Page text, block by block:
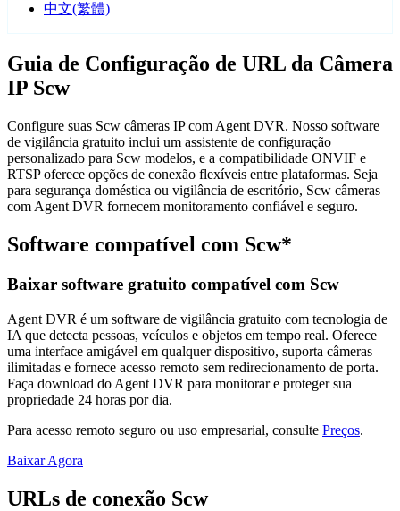
中文(繁體)
Guia de Configuração de URL da Câmera
IP Scw
Configure suas Scw câmeras IP com Agent DVR. Nosso software
de vigilância gratuito inclui um assistente de configuração
personalizado para Scw modelos, e a compatibilidade ONVIF e
RTSP oferece opções de conexão flexíveis entre plataformas. Seja
para segurança doméstica ou vigilância de escritório, Scw câmeras
com Agent DVR fornecem monitoramento confiável e seguro.
Software compatível com Scw*
Baixar software gratuito compatível com Scw
Agent DVR é um software de vigilância gratuito com tecnologia de
IA que detecta pessoas, veículos e objetos em tempo real. Oferece
uma interface amigável em qualquer dispositivo, suporta câmeras
ilimitadas e fornece acesso remoto sem redirecionamento de porta.
Faça download do Agent DVR para monitorar e proteger sua
propriedade 24 horas por dia.
Para acesso remoto seguro ou uso empresarial, consulte Preços.
Baixar Agora
URLs de conexão Scw